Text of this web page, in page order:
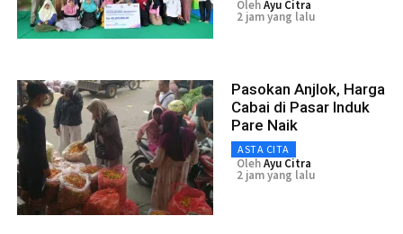
OlehAyu Citra
2 jam yang lalu
Pasokan Anjlok, Harga
Cabai di Pasar Induk
Pare Naik
ASTA CITA
OlehAyu Citra
2 jam yang lalu